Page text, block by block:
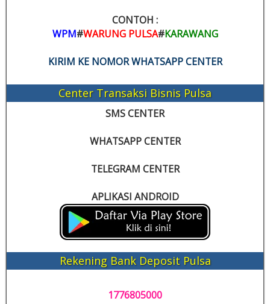
CONTOH :
WPM#WARUNG PULSA#KARAWANG
KIRIM KE NOMOR WHATSAPP CENTER
Center Transaksi Bisnis Pulsa
SMS CENTER
WHATSAPP CENTER
TELEGRAM CENTER
APLIKASI ANDROID
Rekening Bank Deposit Pulsa
1776805000